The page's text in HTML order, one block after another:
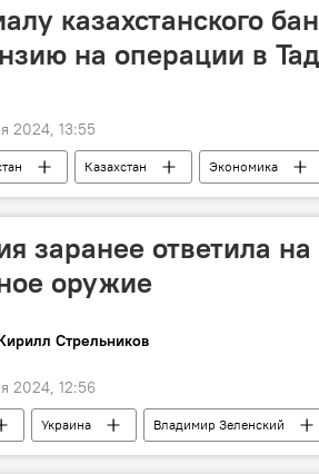
казахстанского
на операции в
2024, 13:55
Казахстан Экономика
Азия
заранее ответила
оружие
Стрельников
2024, 12:56
Украина Владимир Зеленский
Аналитика